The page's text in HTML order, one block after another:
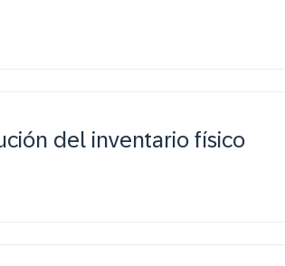
del inventario físico